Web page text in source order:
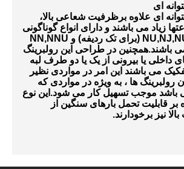
ای
ای علاوه برظرفیت شعاعی بالا،
زیاد می باشند و دارای انواع گوناگونی
(برای تک ردیفه) و NN,NNU
باشند.همچنین در طراحی این رولبرینگ
داخلی یا بیرونی از یک یا دو طرف لبه
می باشند این امر در مواردی نظیر
رولبرینگ ها ، به ویژه در مواردی که
باشد موجب تسهیل کار می شود.این نوع
بر قابلیت تحمل بارهای سنگین از
نیز برخودارند.